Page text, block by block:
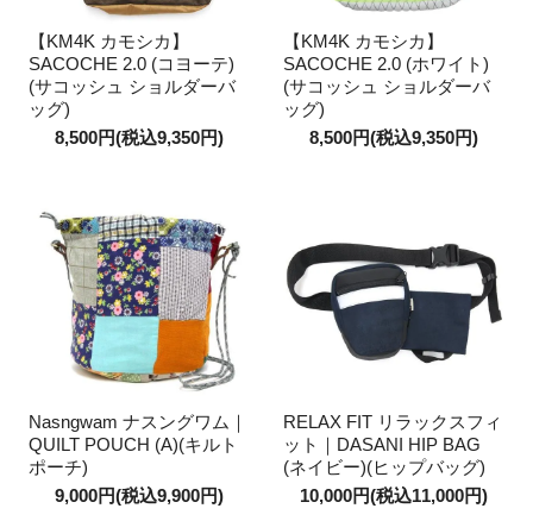
【KM4K カモシカ】
SACOCHE 2.0 (コヨーテ)
(サコッシュ ショルダーバ
ッグ)
8,500円(税込9,350円)
【KM4K カモシカ】
SACOCHE 2.0 (ホワイト)
(サコッシュ ショルダーバ
ッグ)
8,500円(税込9,350円)
Nasngwam ナスングワム｜
QUILT POUCH (A)(キルト
ポーチ)
9,000円(税込9,900円)
RELAX FIT リラックスフィ
ット｜DASANI HIP BAG
(ネイビー)(ヒップバッグ)
10,000円(税込11,000円)